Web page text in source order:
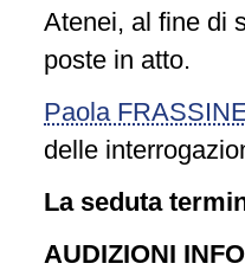
Atenei, al fine di
poste in atto.
Paola
delle
La seduta
AUDIZIONI